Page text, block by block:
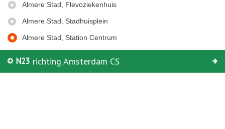
Almere Stad, Flevoziekenhuis
Almere Stad, Stadhuisplein
Almere Stad, Station Centrum
N23 richting Amsterdam CS